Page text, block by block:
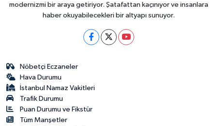
modernizmi bir araya getiriyor. Şatafattan kaçınıyor ve insanlara
haber okuyabilecekleri bir altyapı sunuyor.
Nöbetçi Eczaneler
Hava Durumu
İstanbul Namaz Vakitleri
Trafik Durumu
Puan Durumu ve Fikstür
Tüm Manşetler